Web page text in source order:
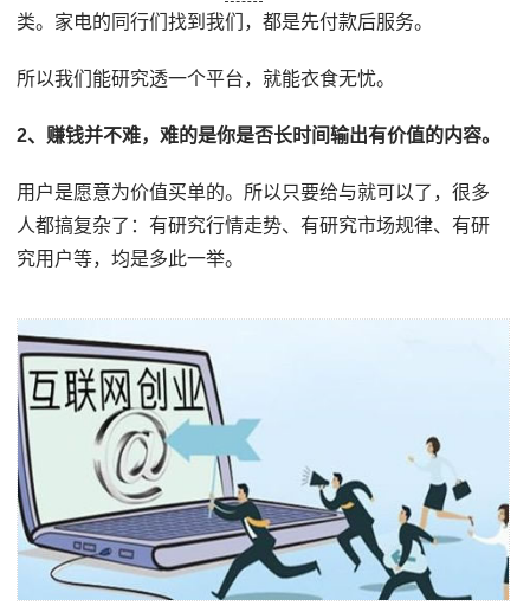
类。家电的同行们找到我们，都是先付款后服务。
所以我们能研究透一个平台，就能衣食无忧。
2、赚钱并不难，难的是你是否长时间输出有价值的内容。
用户是愿意为价值买单的。所以只要给与就可以了，很多
人都搞复杂了：有研究行情走势、有研究市场规律、有研
究用户等，均是多此一举。